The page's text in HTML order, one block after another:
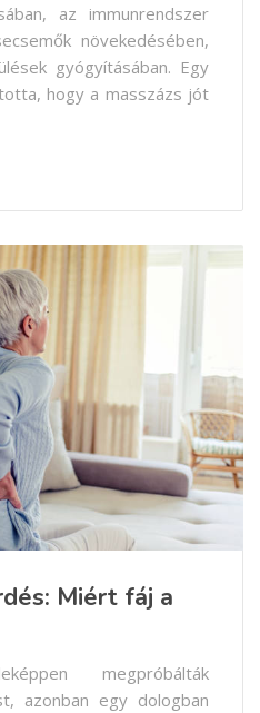
az immunrendszer
növekedésében,
gyógyításában. Egy
hogy a masszázs jót
Miért fáj a
megpróbálták
azonban egy dologban